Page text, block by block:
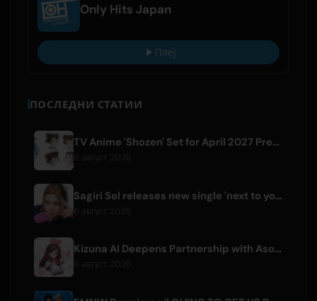
Only Hits Japan
Плеј
ПОСЛЕДНИ СТАТИИ
TV Anime 'Shozen' Set for April 2027 Premiere on Fuji TV
Sagiri Sol releases new single 'next to your love' after hiatus
Kizuna AI Deepens Partnership with Asobisystem Ahead of 10th Anniversary World Tour